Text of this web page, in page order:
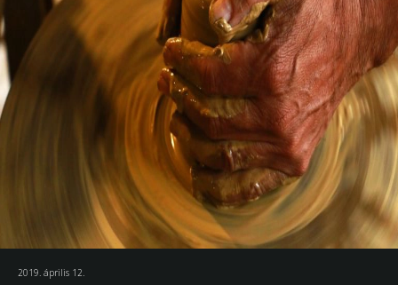
2019. április 12.